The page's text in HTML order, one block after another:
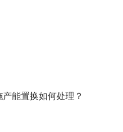
能置换如何处理？